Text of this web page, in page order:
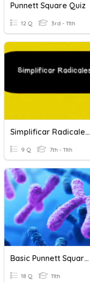
Punnett Square Quiz
12 Q 3rd - 11th
Simplificar Radicales (Usando Cuadrados Perfectos)
9 Q 7th - 11th
Basic Punnett Squares And Mendel
18 Q 11th